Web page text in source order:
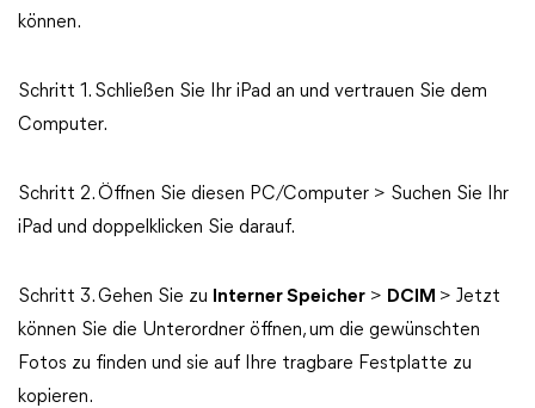
können.
Schritt 1. Schließen Sie Ihr iPad an und vertrauen Sie dem
Computer.
Schritt 2. Öffnen Sie diesen PC/Computer > Suchen Sie Ihr
iPad und doppelklicken Sie darauf.
Schritt 3. Gehen Sie zu Interner Speicher > DCIM > Jetzt
können Sie die Unterordner öffnen, um die gewünschten
Fotos zu finden und sie auf Ihre tragbare Festplatte zu
kopieren.